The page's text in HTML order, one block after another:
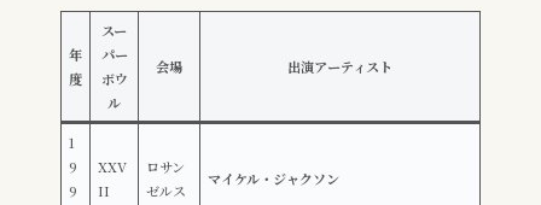
年
度
スー
パー
ボウ
ル
会場 出演アーティスト
1
9
9
XXV
II
ロサン
ゼルス
マイケル・ジャクソン